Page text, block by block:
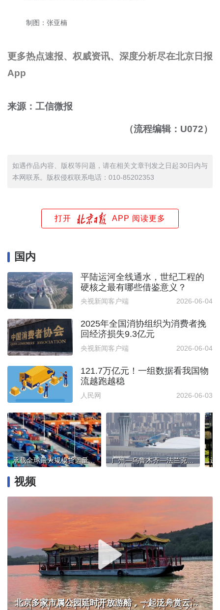
制图：张亚楠
更多热点速报、权威资讯、深度分析尽在北京日报
App
来源：工信微报
（流程编辑：U072）
如遇作品内容、版权等问题，请在相关文章刊发之日起30日内与
本网联系。版权侵权联系电话：010-85202353
打开 APP 阅读更多
国内
平陆运河全线通水，世纪工程的
硬核之最有哪些借鉴意义？
央视新闻客户端 2026-06-04
2025年全国消协组织为消费者挽
回经济损失9.3亿元
央视新闻客户端 2026-06-04
121.7万亿元！一组数据看我国物
流越跑越稳
人民网 2026-06-03
承载全球最大规模货运量，这张网有多忙？ 广州—乌鲁木齐—法兰克福航线开通，中欧往返可节省10余小时时长
视频
北京多家市属公园延时开放游船，一起泛舟赏云霞！